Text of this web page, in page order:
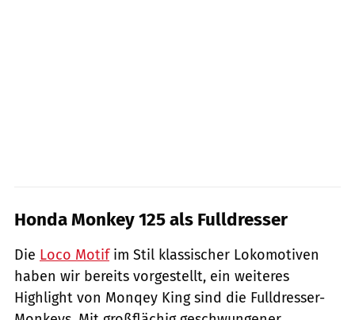
Honda Monkey 125 als Fulldresser
Die Loco Motifim Stil klassischer Lokomotiven
haben wir bereits vorgestellt, ein weiteres
Highlight von Monqey King sind die Fulldresser-